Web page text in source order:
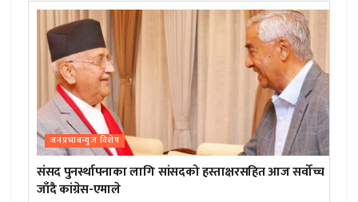
जनप्रभाबन्युज विशेष
संसद पुनर्स्थापनाका लागि सांसदको हस्ताक्षरसहित आज सर्वोच्च
जाँदै कांग्रेस-एमाले